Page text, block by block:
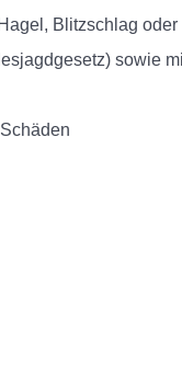
Blitzschlag
sowie